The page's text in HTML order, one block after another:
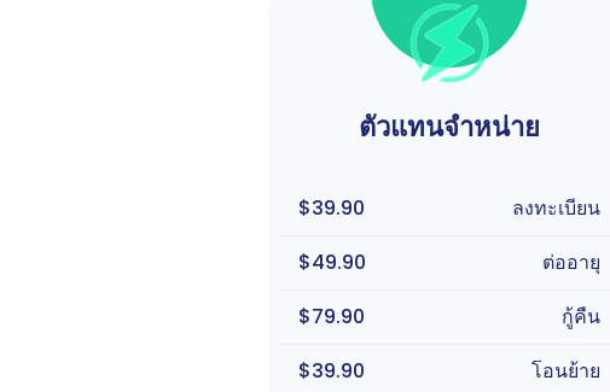
ตัวแทนจำหน่าย
$39.90
ลงทะเบียน
$49.90
ต่ออายุ
$79.90
กู้คืน
$39.90
โอนย้าย